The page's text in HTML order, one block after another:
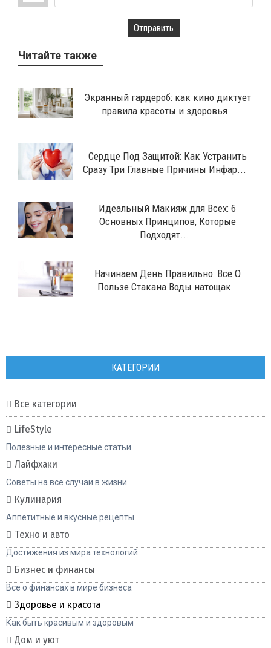
Отправить
Читайте также
Экранный гардероб: как кино диктует
правила красоты и здоровья
Сердце Под Защитой: Как Устранить
Сразу Три Главные Причины Инфар...
Идеальный Макияж для Всех: 6
Основных Принципов, Которые
Подходят...
Начинаем День Правильно: Все О
Пользе Стакана Воды натощак
КАТЕГОРИИ
Все категории
LifeStyle
Полезные и интересные статьи
Лайфхаки
Советы на все случаи в жизни
Кулинария
Аппетитные и вкусные рецепты
Техно и авто
Достижения из мира технологий
Бизнес и финансы
Все о финансах в мире бизнеса
Здоровье и красота
Как быть красивым и здоровым
Дом и уют